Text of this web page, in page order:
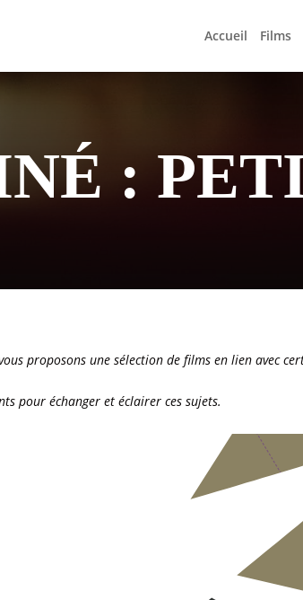
Accueil Films
:
proposons une sélection de films en lien avec
pour échanger et éclairer ces sujets.